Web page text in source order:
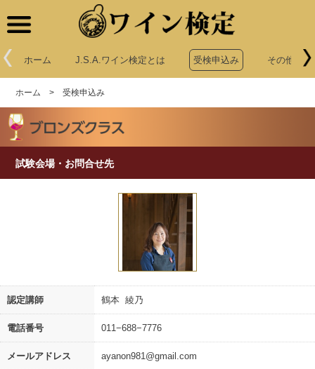
ホーム J.S.A.ワイン検定とは 受検申込み その他申込
ホーム >受検申込み
試験会場・お問合せ先
認定講師 鶴本 綾乃
電話番号 011−688−7776
メールアドレス ayanon981@gmail.com